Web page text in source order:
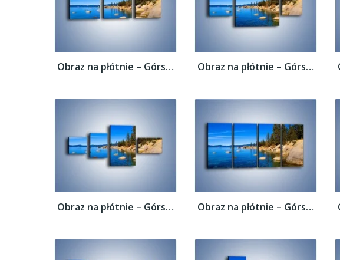
Obraz na płótnie – Górska rzeka latem –... Obraz na płótnie – Górska rzeka latem –...
Obraz na płótnie – Górska rzeka latem –... Obraz na płótnie – Górska rzeka latem –...